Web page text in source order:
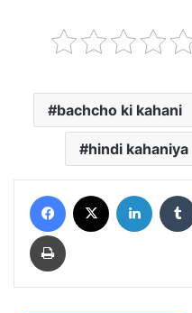
bachcho ki kahani
hindi kahaniya
Facebook LinkedIn
Print